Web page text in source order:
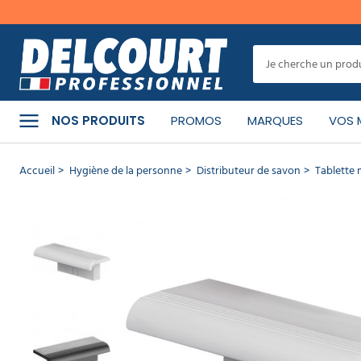
NOS PRODUITS PROMOS MARQUES VOS
MENU
CATÉGORIES
PRODUITS
NETTOYANTS
NETTOYAGE
PERSONNE
Cet
article
bien
été
ajouté
votre
douche en
polypropylène
RÉF :01.0037
JVD
CONTINUER
Accueil Hygiène de la personne Distributeur de savon Tablette